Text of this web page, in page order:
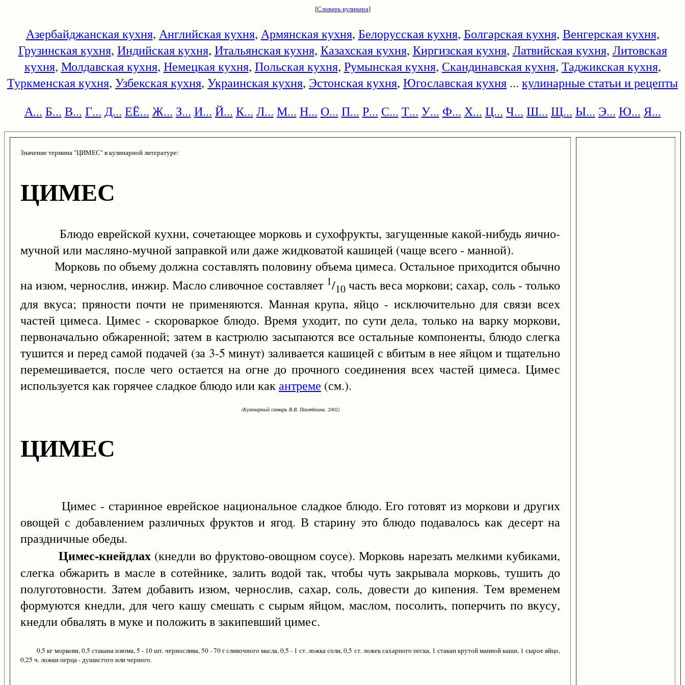
[Словарь кулинара]
Азербайджанская кухня, Английская кухня, Армянская кухня, Белорусская кухня, Болгарская кухня, Венгерская кухня,
Грузинская кухня, Индийская кухня, Итальянская кухня, Казахская кухня, Киргизская кухня, Латвийская кухня, Литовская
кухня, Молдавская кухня, Немецкая кухня, Польская кухня, Румынская кухня, Скандинавская кухня, Таджикская кухня,
Туркменская кухня, Узбекская кухня, Украинская кухня, Эстонская кухня, Югославская кухня ... кулинарные статьи и рецепты
А... Б... В... Г... Д... ЕЁ... Ж... З... И... Й... К... Л... М... Н... О... П... Р... С... Т... У... Ф... Х... Ц... Ч... Ш... Щ... Ы... Э... Ю... Я...
Значение термина "ЦИМЕС" в кулинарной литературе:
ЦИМЕС
Блюдо еврейской кухни, сочетающее морковь и сухофрукты, загущенные какой-нибудь яично-
мучной или масляно-мучной заправкой или даже жидковатой кашицей (чаще всего - манной).
Морковь по объему должна составлять половину объема цимеса. Остальное приходится обычно
на изюм, чернослив, инжир. Масло сливочное составляет 1/10часть веса моркови; сахар, соль - только
для вкуса; пряности почти не применяются. Манная крупа, яйцо - исключительно для связи всех
частей цимеса. Цимес - скороваркое блюдо. Время уходит, по сути дела, только на варку моркови,
первоначально обжаренной; затем в кастрюлю засыпаются все остальные компоненты, блюдо слегка
тушится и перед самой подачей (за 3-5 минут) заливается кашицей с вбитым в нее яйцом и тщательно
перемешивается, после чего остается на огне до прочного соединения всех частей цимеса. Цимес
используется как горячее сладкое блюдо или какантреме (см.).
(Кулинарный словарь В.В. Похлебкина, 2002)
ЦИМЕС
Цимес - старинное еврейское национальное сладкое блюдо. Его готовят из моркови и других
овощей с добавлением различных фруктов и ягод. В старину это блюдо подавалось как десерт на
праздничные обеды.
Цимес-кнейдлах (кнедли во фруктово-овощном соусе). Морковь нарезать мелкими кубиками,
слегка обжарить в масле в сотейнике, залить водой так, чтобы чуть закрывала морковь, тушить до
полуготовности. Затем добавить изюм, чернослив, сахар, соль, довести до кипения. Тем временем
формуются кнедли, для чего кашу смешать с сырым яйцом, маслом, посолить, поперчить по вкусу,
кнедли обвалять в муке и положить в закипевший цимес.
0,5 кг моркови, 0,5 стакана изюма, 5 - 10 шт. чернослива, 50 - 70 г сливочного масла, 0,5 - 1 ст. ложка соли, 0,5 ст. ложек сахарного песка, 1 стакан крутой манной каши, 1 сырое яйцо,
0,25 ч. ложки перца - душистого или черного.